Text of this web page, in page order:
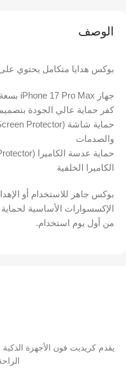
الوصف
بوكس هدايا متكامل يحتوي
جهاز iPhone 17 Pro Max بسعة 256GB
كفر حماية عالي الجودة
والصدمات
الكاميرا الخلفية
بوكس جاهز للاستخدام أو
الإكسسوارات الأساسية
من أول يوم استخدام.
يقدم كريديت فون الأجهزة